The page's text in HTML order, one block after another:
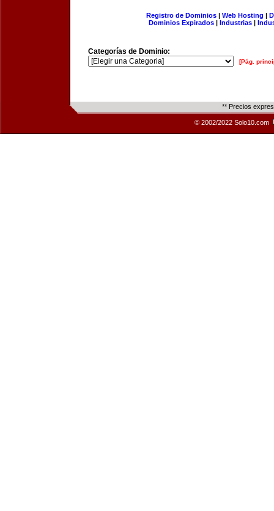
Registro de Dominios| Web Hosting |
Dominios Expirados | Industrias |
Categorías de Dominio:
[Pág.
** Precios
© 2002/2022 Solo10.com